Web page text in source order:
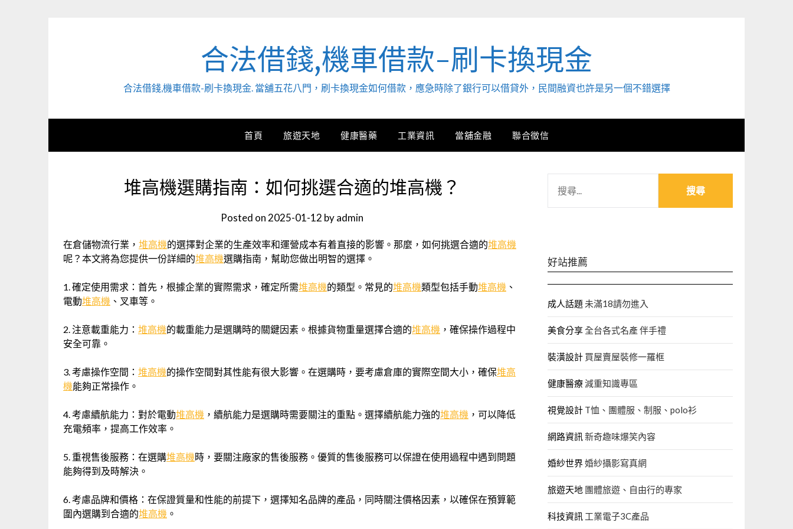
合法借錢,機車借款-刷卡換現金
合法借錢,機車借款-刷卡換現金. 當舖五花八門，刷卡換現金如何借款，應急時除了銀行可以借貸外，民間融資也許是另一個不錯選擇
首頁 旅遊天地 健康醫藥 工業資訊 當舖金融 聯合徵信
堆高機選購指南：如何挑選合適的堆高機？
Posted on 2025-01-12 byadmin
在倉儲物流行業， 堆高機的選擇對企業的生產效率和運營成本有着直接的影響。那麼，如何挑選合適的堆高機
呢？本文將為您提供一份詳細的堆高機選購指南，幫助您做出明智的選擇。
1. 確定使用需求：首先，根據企業的實際需求，確定所需堆高機的類型。常見的堆高機類型包括手動堆高機 、
電動堆高機 、叉車等。
2. 注意載重能力： 堆高機的載重能力是選購時的關鍵因素。根據貨物重量選擇合適的堆高機 ，確保操作過程中
安全可靠。
3. 考慮操作空間： 堆高機的操作空間對其性能有很大影響。在選購時，要考慮倉庫的實際空間大小，確保堆高
機能夠正常操作。
4. 考慮續航能力：對於電動堆高機 ，續航能力是選購時需要關注的重點。選擇續航能力強的堆高機 ，可以降低
充電頻率，提高工作效率。
5. 重視售後服務：在選購堆高機時，要關注廠家的售後服務。優質的售後服務可以保證在使用過程中遇到問題
能夠得到及時解決。
6. 考慮品牌和價格：在保證質量和性能的前提下，選擇知名品牌的產品，同時關注價格因素，以確保在預算範
圍內選購到合適的堆高機 。
關
好站推薦
成人話題 未滿18請勿進入
美食分享全台各式名產 伴手禮
裝潢設計 買屋賣屋裝修一羅框
健康醫療減重知識專區
視覺設計 T恤、團體服、制服、polo衫
網路資訊 新奇趣味爆笑內容
婚紗世界婚紗攝影寫真網
旅遊天地 團體旅遊、自由行的專家‎
科技資訊 工業電子3C產品